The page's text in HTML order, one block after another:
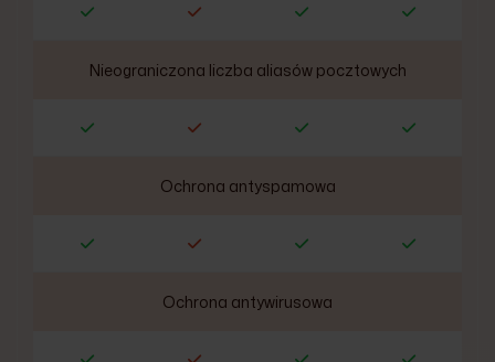
Nieograniczona liczba aliasów pocztowych
Ochrona antyspamowa
Ochrona antywirusowa